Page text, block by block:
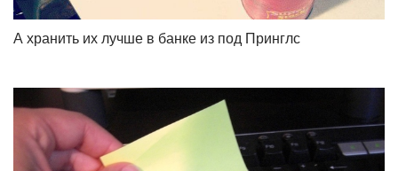
А хранить их лучше в банке из под Принглс